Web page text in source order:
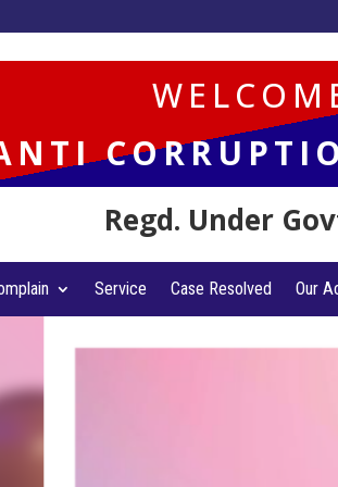
Regd. Under
Service Case Resolved Our